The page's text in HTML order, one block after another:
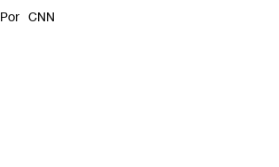
Servicios
Por CNN